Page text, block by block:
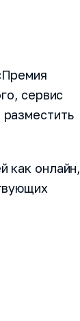
сервис
как онлайн,